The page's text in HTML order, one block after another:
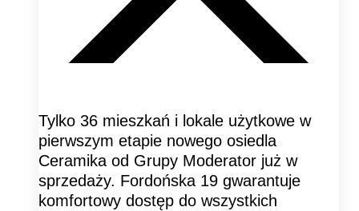
Tylko 36 mieszkań i lokale użytkowe w
pierwszym etapie nowego osiedla
Ceramika od Grupy Moderator już w
sprzedaży. Fordońska 19 gwarantuje
komfortowy dostęp do wszystkich